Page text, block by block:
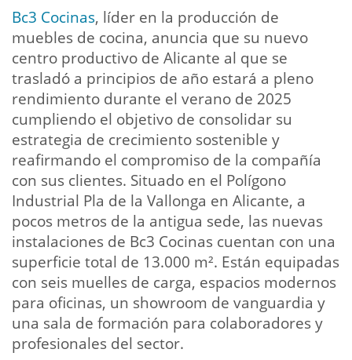
Bc3 Cocinas, líder en la producción de
muebles de cocina, anuncia que su nuevo
centro productivo de Alicante al que se
trasladó a principios de año estará a pleno
rendimiento durante el verano de 2025
cumpliendo el objetivo de consolidar su
estrategia de crecimiento sostenible y
reafirmando el compromiso de la compañía
con sus clientes. Situado en el Polígono
Industrial Pla de la Vallonga en Alicante, a
pocos metros de la antigua sede, las nuevas
instalaciones de Bc3 Cocinas cuentan con una
superficie total de 13.000 m². Están equipadas
con seis muelles de carga, espacios modernos
para oficinas, un showroom de vanguardia y
una sala de formación para colaboradores y
profesionales del sector.